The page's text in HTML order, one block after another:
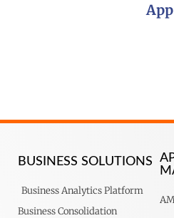
App
BUSINESS SOLUTIONS
Business Analytics Platform
Business Consolidation